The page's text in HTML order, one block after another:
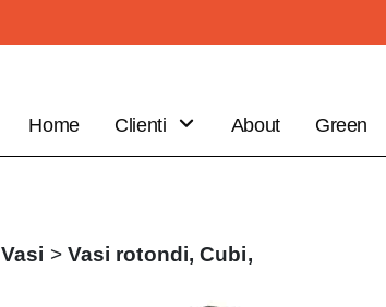
Home
Clienti
About Green
Vasi > Vasi rotondi,Cubi,